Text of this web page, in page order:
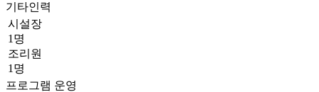
기타인력
시설장
1명
조리원
1명
프로그램 운영